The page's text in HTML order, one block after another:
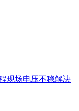
现场电压不稳解决